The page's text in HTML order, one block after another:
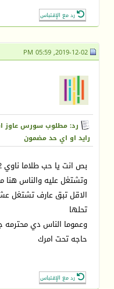
رد مع الإقتباس
رد: مطلوب سورس عاوز
رايد او اي حد مضمون
وتشتغل عليه والناس هنا
الاقل تبق عارف تشتغل
تحلها
وعموما الناس دي محترمه
حاجه تحت امرك
رد مع الإقتباس